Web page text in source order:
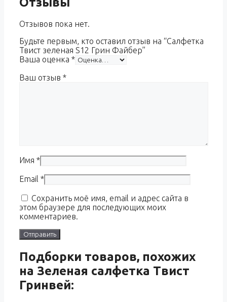
Отзывов пока нет.
Будьте первым, кто оставил отзыв на “Салфетка
Твист зеленая S12 Грин Файбер”
Ваша оценка *
Ваш отзыв *
Имя *
Email *
Сохранить моё имя, email и адрес сайта в
этом браузере для последующих моих
комментариев.
Подборки товаров, похожих
на Зеленая салфетка Твист
Гринвей: